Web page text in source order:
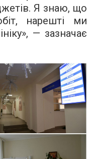
Я знаю, що
нарешті ми
— зазначає